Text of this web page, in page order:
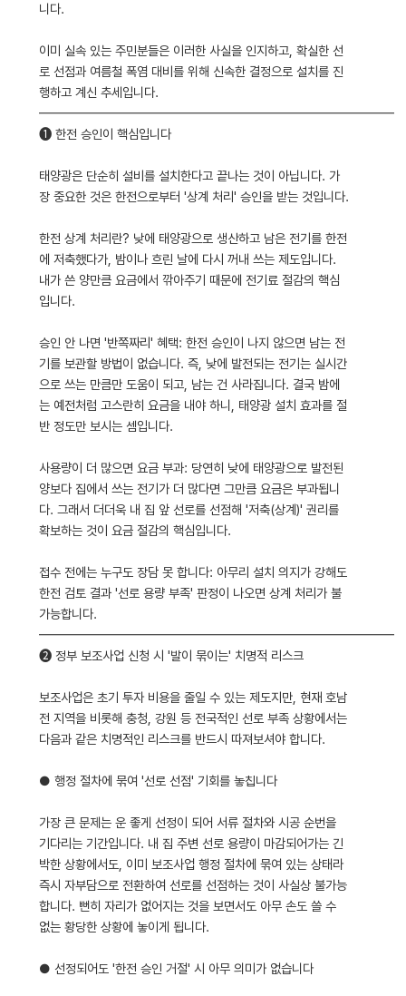
니다.
이미 실속 있는 주민분들은 이러한 사실을 인지하고, 확실한 선
로 선점과 여름철 폭염 대비를 위해 신속한 결정으로 설치를 진
행하고 계신 추세입니다.
❶ 한전 승인이 핵심입니다
태양광은 단순히 설비를 설치한다고 끝나는 것이 아닙니다. 가
장 중요한 것은 한전으로부터 '상계 처리' 승인을 받는 것입니다.
한전 상계 처리란? 낮에 태양광으로 생산하고 남은 전기를 한전
에 저축했다가, 밤이나 흐린 날에 다시 꺼내 쓰는 제도입니다.
내가 쓴 양만큼 요금에서 깎아주기 때문에 전기료 절감의 핵심
입니다.
승인 안 나면 '반쪽짜리' 혜택: 한전 승인이 나지 않으면 남는 전
기를 보관할 방법이 없습니다. 즉, 낮에 발전되는 전기는 실시간
으로 쓰는 만큼만 도움이 되고, 남는 건 사라집니다. 결국 밤에
는 예전처럼 고스란히 요금을 내야 하니, 태양광 설치 효과를 절
반 정도만 보시는 셈입니다.
사용량이 더 많으면 요금 부과: 당연히 낮에 태양광으로 발전된
양보다 집에서 쓰는 전기가 더 많다면 그만큼 요금은 부과됩니
다. 그래서 더더욱 내 집 앞 선로를 선점해 '저축(상계)' 권리를
확보하는 것이 요금 절감의 핵심입니다.
접수 전에는 누구도 장담 못 합니다: 아무리 설치 의지가 강해도
한전 검토 결과 '선로 용량 부족' 판정이 나오면 상계 처리가 불
가능합니다.
❷ 정부 보조사업 신청 시 '발이 묶이는' 치명적 리스크
보조사업은 초기 투자 비용을 줄일 수 있는 제도지만, 현재 호남
전 지역을 비롯해 충청, 강원 등 전국적인 선로 부족 상황에서는
다음과 같은 치명적인 리스크를 반드시 따져보셔야 합니다.
● 행정 절차에 묶여 '선로 선점' 기회를 놓칩니다
가장 큰 문제는 운 좋게 선정이 되어 서류 절차와 시공 순번을
기다리는 기간입니다. 내 집 주변 선로 용량이 마감되어가는 긴
박한 상황에서도, 이미 보조사업 행정 절차에 묶여 있는 상태라
즉시 자부담으로 전환하여 선로를 선점하는 것이 사실상 불가능
합니다. 뻔히 자리가 없어지는 것을 보면서도 아무 손도 쓸 수
없는 황당한 상황에 놓이게 됩니다.
● 선정되어도 '한전 승인 거절' 시 아무 의미가 없습니다